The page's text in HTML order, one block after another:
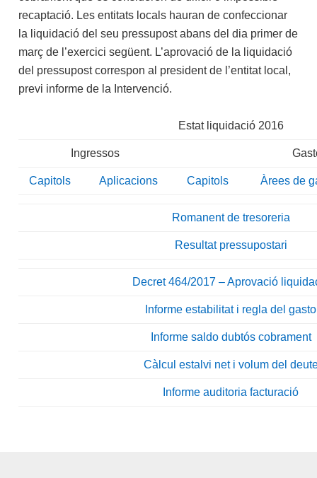
recaptació. Les entitats locals hauran de confeccionar
la liquidació del seu pressupost abans del dia primer de
març de l’exercici següent. L’aprovació de la liquidació
del pressupost correspon al president de l’entitat local,
previ informe de la Intervenció.
Estat liquidació 2016
Ingressos
Capitols Aplicacions Capitols Àrees de
Romanent de tresoreria
Resultat pressupostari
Decret 464/2017 – Aprovació
Informe estabilitat i regla del gasto
Informe saldo dubtós cobrament
Càlcul estalvi net i volum del
Informe auditoria facturació